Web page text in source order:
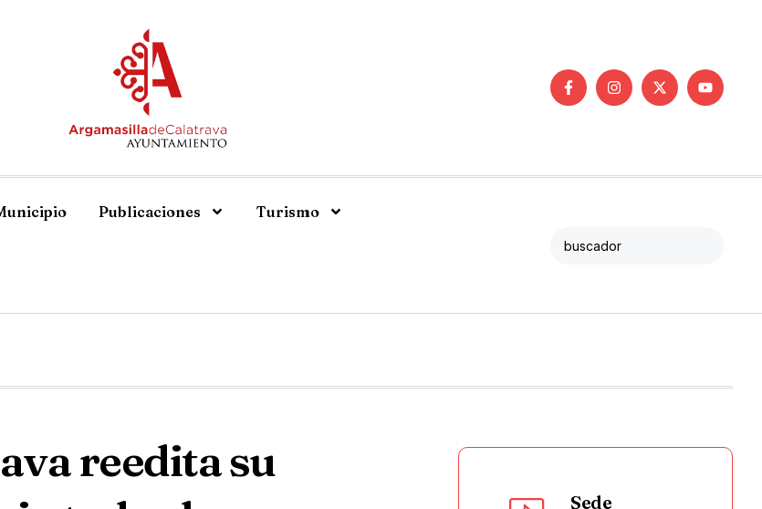
Publicaciones Turismo
reedita su
Sede